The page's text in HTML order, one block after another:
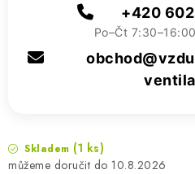
Skladem (1 ks)
10.8.2026
+420
Po–Čt